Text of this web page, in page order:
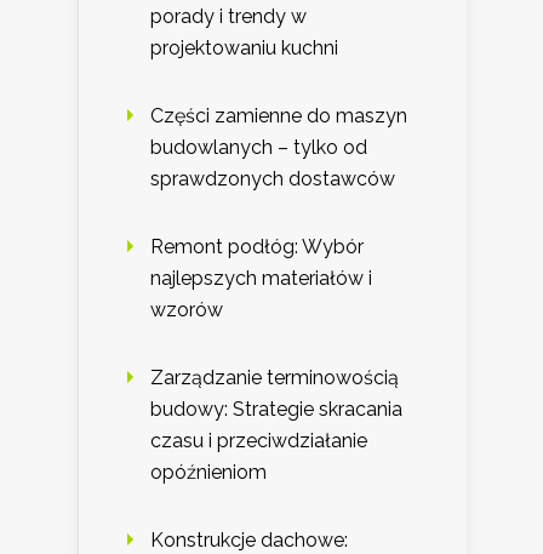
porady i trendy w
projektowaniu kuchni
Części zamienne do maszyn
budowlanych – tylko od
sprawdzonych dostawców
Remont podłóg: Wybór
najlepszych materiałów i
wzorów
Zarządzanie terminowością
budowy: Strategie skracania
czasu i przeciwdziałanie
opóźnieniom
Konstrukcje dachowe: